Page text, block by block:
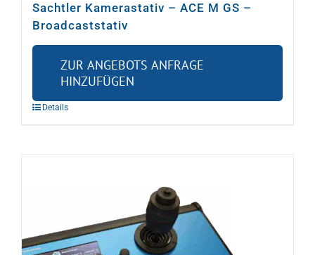
Sachtler Kamerastativ – ACE M GS –
Broadcaststativ
ZUR ANGEBOTS ANFRAGE
HINZUFÜGEN
Details